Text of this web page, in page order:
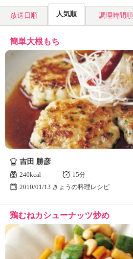
よ
う
H
K
エ
デ
ュ
ケ
ー
シ
ョ
ナ
ん
の
き
ょ
う
の
料
放送日順 人気順 調理時間順
簡単大根もち
吉田 勝彦
240kcal
15分
2010/01/13 きょうの料理レシピ
鶏むねカシューナッツ炒め